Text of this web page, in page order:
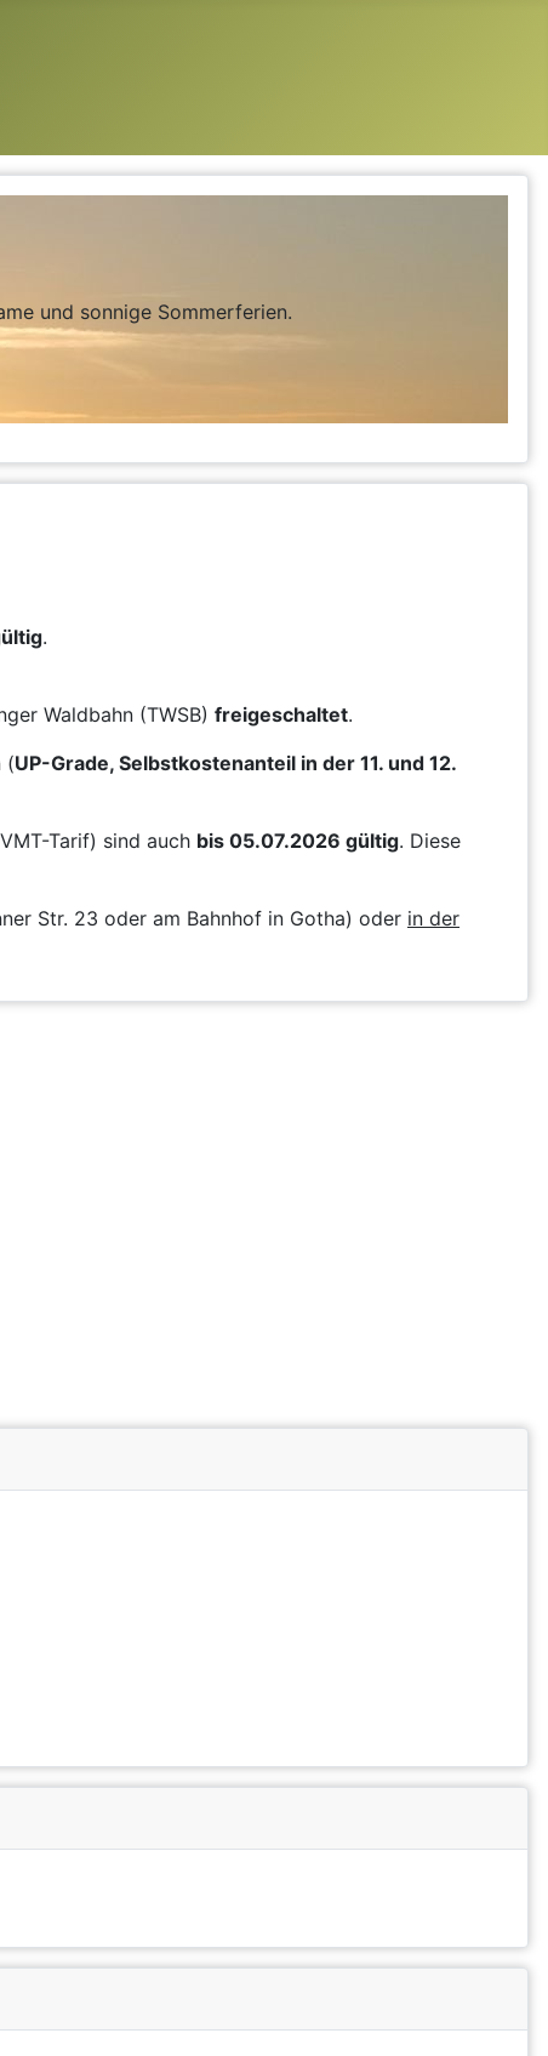
und sonnige Sommerferien.
.
Waldbahn (TWSB) freigeschaltet.
(UP-Grade, Selbstkostenanteil in der 11. und 12.
Tarif) sind auch bis 05.07.2026 gültig. Diese
Str. 23 oder am Bahnhof in Gotha) oder in der